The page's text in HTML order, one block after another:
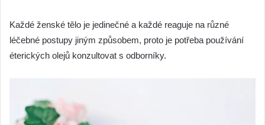
Každé ženské tělo je jedinečné a každé reaguje na různé
léčebné postupy jiným způsobem, proto je potřeba používání
éterických olejů konzultovat s odborníky.